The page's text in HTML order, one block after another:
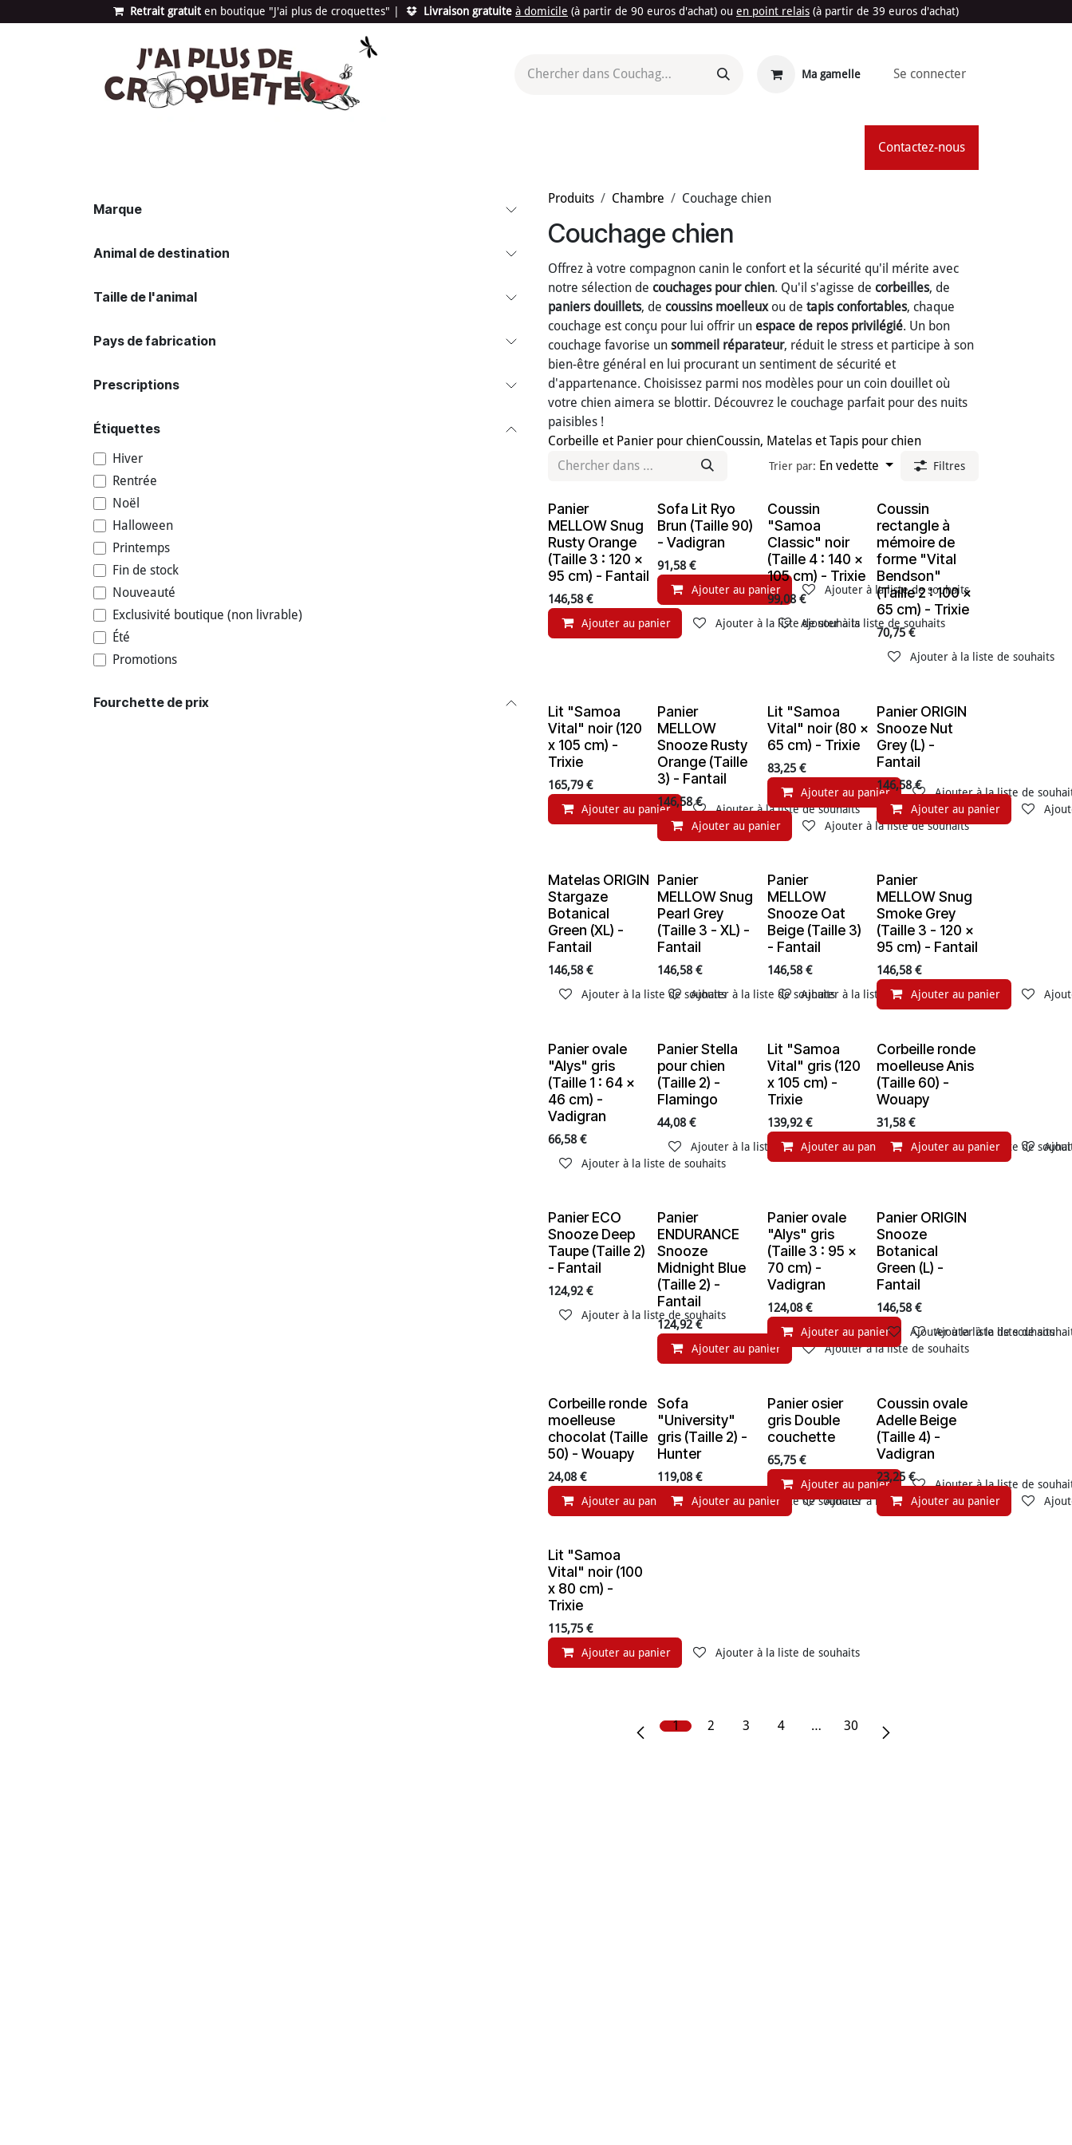
Se rendre au contenu Retrait gratuit en bou​​​​​​tique "J'ai plus de croquettes" Livraison gratuite à domicile (à partir de 90 euros d'achat) ou en point relais (à partir de 39 euros d'achat)
Ma gamelle Se connecter
Contactez-nous
Marque
Animal de destination
Taille de l'animal
Pays de fabrication
Prescriptions
Étiquettes
Hiver
Rentrée
Noël
Halloween
Printemps
Fin de stock
Nouveauté
Exclusivité boutique (non livrable)
Été
Promotions
Fourchette de prix
Produits Chambre Couchage chien
Couchage chien
Offrez à votre compagnon canin le confort et la sécurité qu'il mérite avec
notre sélection de couchages pour chien. Qu'il s'agisse de corbeilles, de
paniers douillets, de coussins moelleuxou de tapis confortables, chaque
couchage est conçu pour lui offrir un espace de repos privilégié. Un bon
couchage favorise un sommeil réparateur, réduit le stress et participe à son
bien-être général en lui procurant un sentiment de sécurité et
d'appartenance. Choisissez parmi nos modèles pour un coin douillet où
votre chien aimera se blottir. Découvrez le couchage parfait pour des nuits
paisibles !
Corbeille et Panier pour chienCoussin, Matelas et Tapis pour chien
Trier par: En vedette Filtres
Panier
MELLOW Snug
Rusty Orange
(Taille 3 : 120 x
95 cm) - Fantail
146,58 €
Ajouter au panier Ajouter à la liste de souhaits
Sofa Lit Ryo
Brun (Taille 90)
- Vadigran
91,58 €
Ajouter au panier Ajouter à la liste de souhaits
En rupture de stock
Coussin
"Samoa
Classic" noir
(Taille 4 : 140 x
105 cm) - Trixie
99,08€
Ajouter à la liste de souhaits
En rupture de stock
Coussin
rectangle à
mémoire de
forme "Vital
Bendson"
(Taille 2 : 100 x
65 cm) - Trixie
70,75 €
Ajouter à la liste de souhaits
Lit "Samoa
Vital" noir (120
x 105 cm) -
Trixie
165,79€
Ajouter au panier Ajouter à la liste de souhaits
Panier
MELLOW
Snooze Rusty
Orange (Taille
3) - Fantail
146,58€
Ajouter au panier Ajouter à la liste de souhaits
Lit "Samoa
Vital" noir (80 x
65 cm) - Trixie
83,25€
Ajouter au panier Ajouter à la liste de
Panier ORIGIN
Snooze Nut
Grey (L) -
Fantail
146,58€
Ajouter au panier
En rupture de stock
Matelas ORIGIN
Stargaze
Botanical
Green (XL) -
Fantail
146,58 €
Ajouter à la liste de souhaits
En rupture de stock
Panier
MELLOW Snug
Pearl Grey
(Taille 3 - XL) -
Fantail
146,58 €
Ajouter à la liste de souhaits
En rupture de stock
Panier
MELLOW
Snooze Oat
Beige (Taille 3)
- Fantail
146,58€
Ajouter à la liste de souhaits
Panier
MELLOW Snug
Smoke Grey
(Taille 3 - 120 x
95 cm) - Fantail
146,58 €
Ajouter au panier
En rupture de stock
Panier ovale
"Alys" gris
(Taille 1 : 64 x
46 cm) -
Vadigran
66,58 €
Ajouter à la liste de souhaits
En rupture de stock
Panier Stella
pour chien
(Taille 2) -
Flamingo
44,08 €
Ajouter à la liste de souhaits
Lit "Samoa
Vital" gris (120
x 105 cm) -
Trixie
139,92€
Ajouter au panier Ajouter à la liste de
Corbeille ronde
moelleuse Anis
(Taille 60) -
Wouapy
31,58 €
Ajouter au panier
En rupture de stock
Panier ECO
Snooze Deep
Taupe (Taille 2)
- Fantail
124,92 €
Ajouter à la liste de souhaits
Panier
ENDURANCE
Snooze
Midnight Blue
(Taille 2) -
Fantail
124,92 €
Ajouter au panier Ajouter à la liste de souhaits
Panier ovale
"Alys" gris
(Taille 3 : 95 x
70 cm) -
Vadigran
124,08€
Ajouter au panier Ajouter à la liste de
En rupture de stock
Panier ORIGIN
Snooze
Botanical
Green (L) -
Fantail
146,58 €
Ajouter à la liste de souhaits
Corbeille ronde
moelleuse
chocolat (Taille
50) - Wouapy
24,08 €
Ajouter au panier Ajouter à la liste de souhaits
Sofa
"University"
gris (Taille 2) -
Hunter
119,08 €
Ajouter au panier Ajouter à la liste de souhaits
Panier osier
gris Double
couchette
65,75€
Ajouter au panier Ajouter à la liste de
Coussin ovale
Adelle Beige
(Taille 4) -
Vadigran
23,25 €
Ajouter au panier
Lit "Samoa
Vital" noir (100
x 80 cm) -
Trixie
115,75 €
Ajouter au panier Ajouter à la liste de souhaits
1 2 3 4 … 30